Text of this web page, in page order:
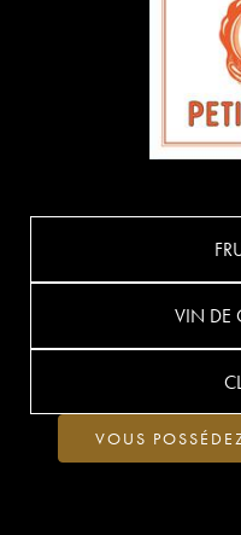
VIN DE
VOUS